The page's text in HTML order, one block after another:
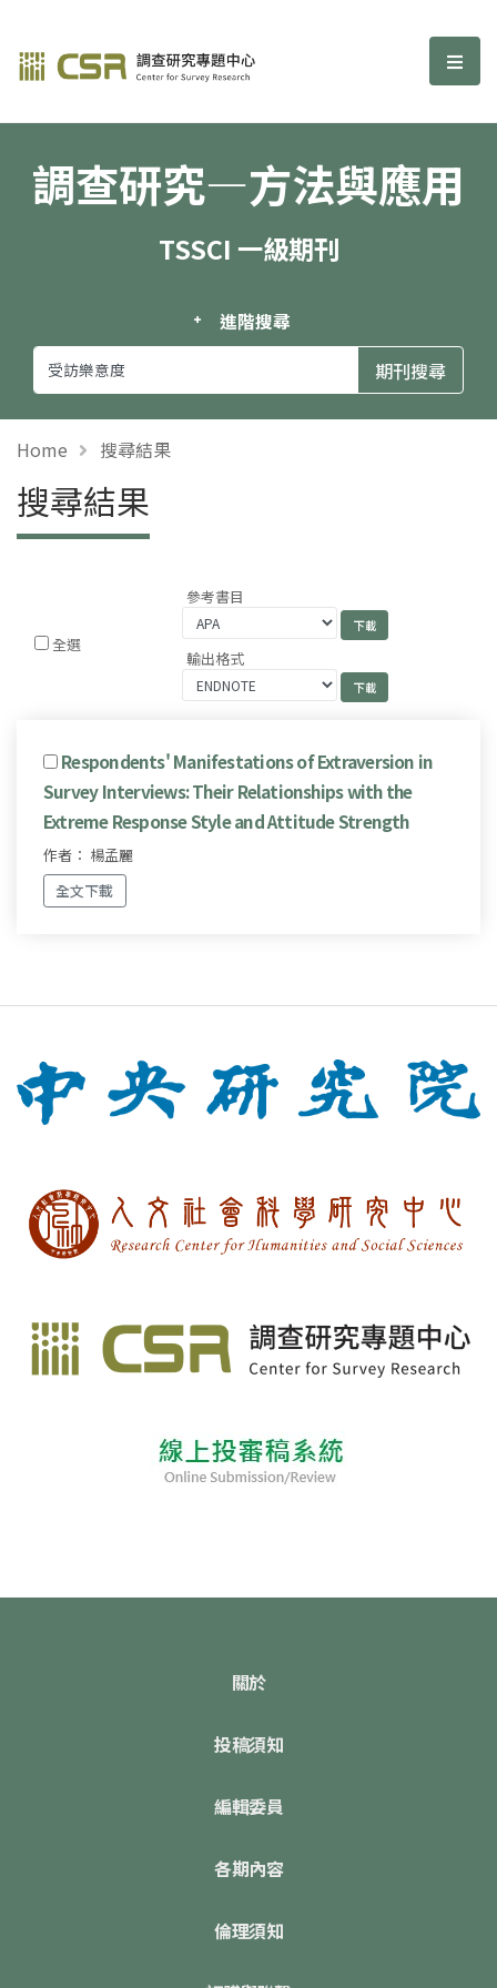
調查研究—方法與應用期刊 選
調查研究—方法與應用
TSSCI 一級期刊
進階搜尋
Home 搜尋結果
搜尋結果
全選
參考書目
輸出格式
Respondents' Manifestations of Extraversion in
Survey Interviews: Their Relationships with the
Extreme Response Style and Attitude Strength
作者： 楊孟麗
全文下載
關於
投稿須知
編輯委員
各期內容
倫理須知